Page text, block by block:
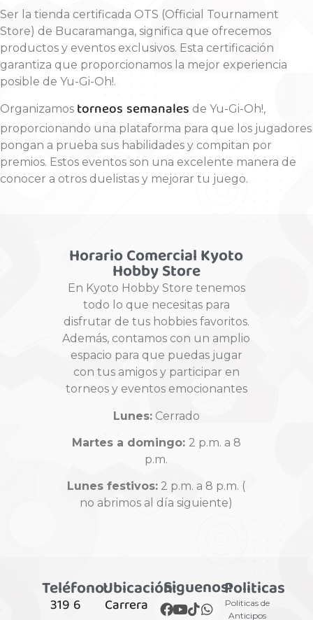
Ser la tienda certificada OTS (Official Tournament
Store) de Bucaramanga, significa que ofrecemos
productos y eventos exclusivos. Esta certificación
garantiza que proporcionamos la mejor experiencia
posible de Yu-Gi-Oh!.
Organizamos torneos semanales de Yu-Gi-Oh!,
proporcionando una plataforma para que los jugadores
pongan a prueba sus habilidades y compitan por
premios. Estos eventos son una excelente manera de
conocer a otros duelistas y mejorar tu juego.
Horario Comercial Kyoto
Hobby Store
En Kyoto Hobby Store tenemos
todo lo que necesitas para
disfrutar de tus hobbies favoritos.
Además, contamos con un amplio
espacio para que puedas jugar
con tus amigos y participar en
torneos y eventos emocionantes
Lunes:Cerrado
Martes a domingo: 2 p.m. a 8
p.m.
Lunes festivos: 2 p.m. a 8 p.m. (
no abrimos al día siguiente)
Siguenos:Politicas
Politicas de
Anticipos
Ubicación:
Carrera
Teléfono:
319 6